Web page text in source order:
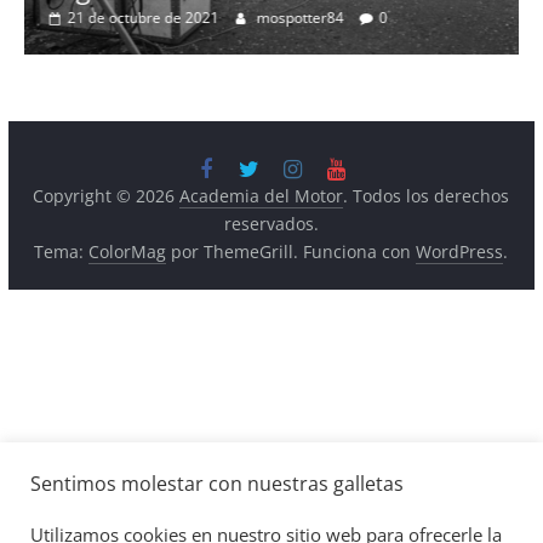
ESF 05: 50 años de
reservados.
Tema:ColorMagpor ThemeGrill. Funciona conWordPress.
Sentimos molestar con nuestras galletas
Utilizamos cookies en nuestro sitio web para ofrecerle la